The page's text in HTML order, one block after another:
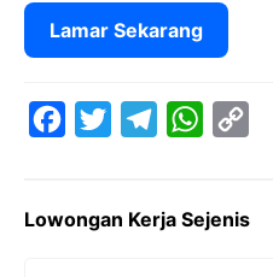
Lamar Sekarang
e
t
e
W
t
y
Lowongan Kerja Sejenis